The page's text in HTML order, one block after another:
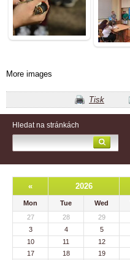
More images
Tisk
Hledat na stránkách
« 2026
Mon Tue Wed
27
28 29
3
4 5
10
11 12
17
18 19